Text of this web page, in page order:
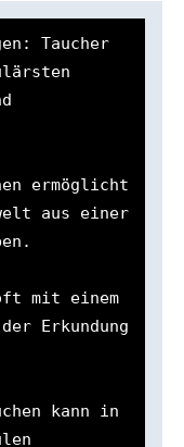
Taucher
ermöglicht
aus einer
mit einem
Erkundung
kann in